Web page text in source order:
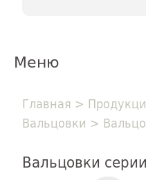
Меню
Главная >
Вальцовки >
Вальцовки